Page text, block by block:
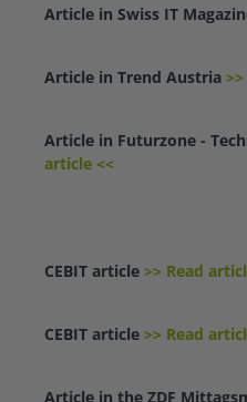
Article in Swiss IT
Article in Trend Austria
Article in Futurzone -
article <<
CEBIT article >> Read
CEBIT article >> Read
Article in the ZDF